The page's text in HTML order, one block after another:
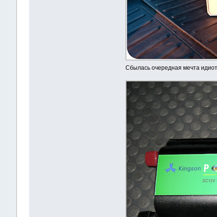
Сбылась очередная мечта